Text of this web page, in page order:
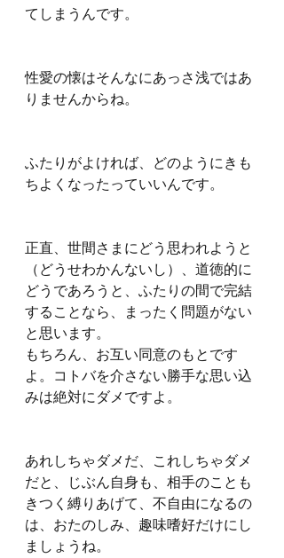
てしまうんです。
性愛の懐はそんなにあっさ浅ではあ
りませんからね。
ふたりがよければ、どのようにきも
ちよくなったっていいんです。
正直、世間さまにどう思われようと
（どうせわかんないし）、道徳的に
どうであろうと、ふたりの間で完結
することなら、まったく問題がない
と思います。
もちろん、お互い同意のもとです
よ。コトバを介さない勝手な思い込
みは絶対にダメですよ。
あれしちゃダメだ、これしちゃダメ
だと、じぶん自身も、相手のことも
きつく縛りあげて、不自由になるの
は、おたのしみ、趣味嗜好だけにし
ましょうね。